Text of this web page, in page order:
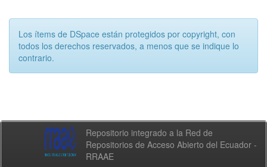
Los ítems de DSpace están protegidos por copyright, con
todos los derechos reservados, a menos que se indique lo
contrario.
Repositorio integrado a la Red de
Repositorios de Acceso Abierto del Ecuador -
RRAAE